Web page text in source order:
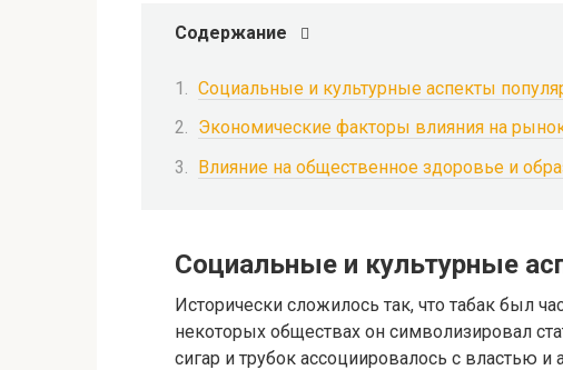
Содержание
Социальные и культурные аспекты
Экономические факторы влияния на
Влияние на общественное здоровье и
Социальные и культурные
Исторически сложилось так, что табак был
некоторых обществах он символизировал
сигар и трубок ассоциировалось с властью и